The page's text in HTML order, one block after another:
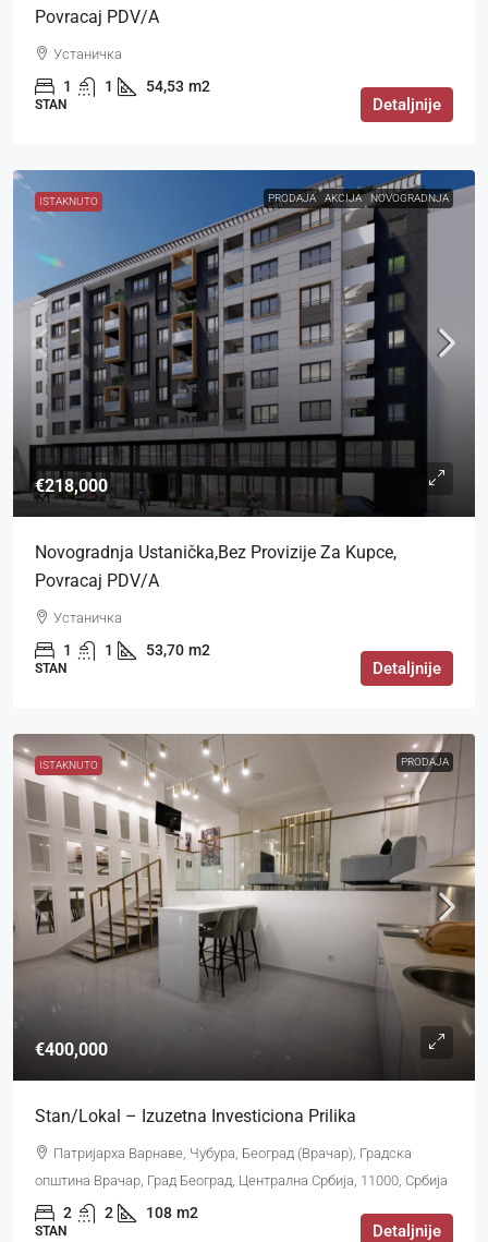
Povracaj PDV/a
Устаничка
1 1 54,53 m2
STAN Detaljnije
ISTAKNUTO PRODAJA AKCIJA NOVOGRADNJA
€218,000
Novogradnja Ustanička,bez Provizije Za Kupce,
Povracaj PDV/a
Устаничка
1 1 53,70 m2
STAN Detaljnije
ISTAKNUTO PRODAJA
€400,000
Stan/Lokal – Izuzetna Investiciona Prilika
Патријарха Варнаве, Чубура, Београд (Врачар), Градска
општина Врачар, Град Београд, Централна Србија, 11000, Србија
2 2 108 m2
STAN Detaljnije